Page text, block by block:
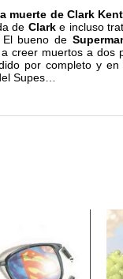
muerte de Clark Kent
de Clarke incluso
bueno de
creer muertos a dos
por completo y
Supes…